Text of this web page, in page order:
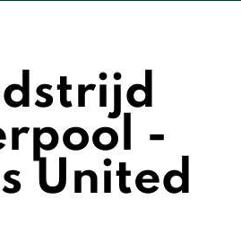
-
United